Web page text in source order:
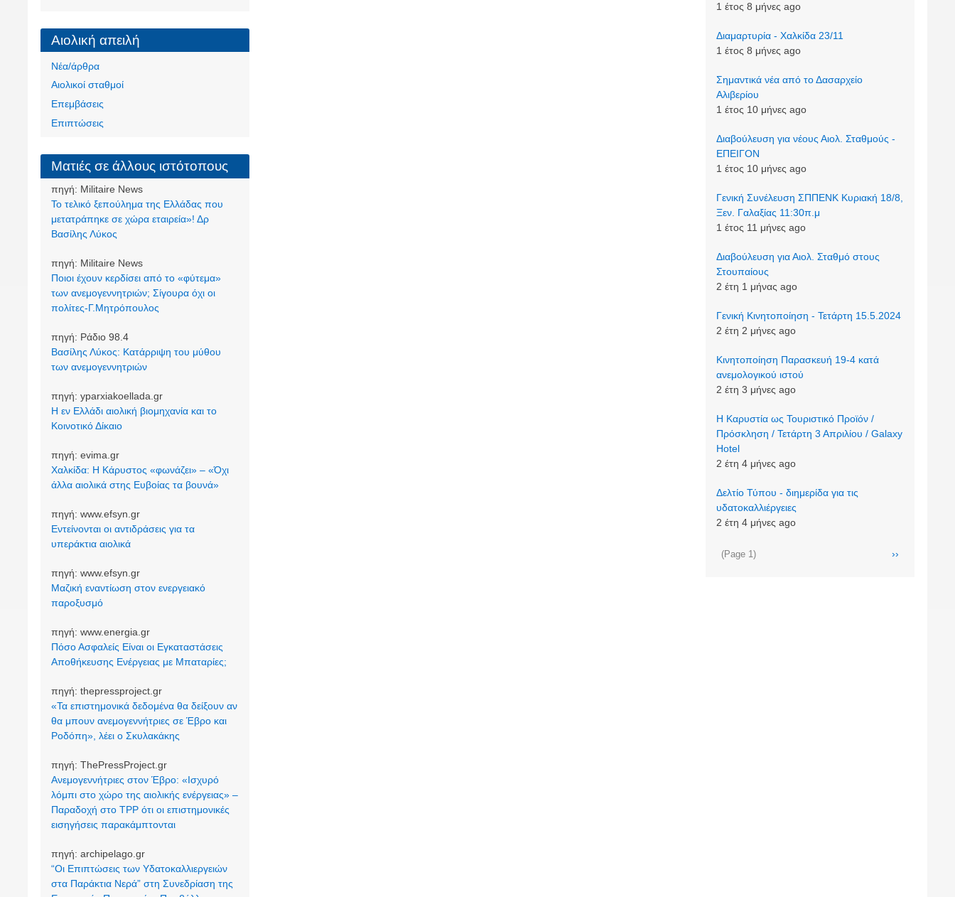
Αιολική απειλή
Νέα/άρθρα
Αιολικοί σταθμοί
Επεμβάσεις
Επιπτώσεις
Ματιές σε άλλους ιστότοπους
πηγή: Militaire News
Το τελικό ξεπούλημα της Ελλάδας που
μετατράπηκε σε χώρα εταιρεία»! Δρ
Βασίλης Λύκος
πηγή: Militaire News
Ποιοι έχουν κερδίσει από το «φύτεμα»
των ανεμογεννητριών; Σίγουρα όχι οι
πολίτες-Γ.Μητρόπουλος
πηγή: Ράδιο 98.4
Βασίλης Λύκος: Κατάρριψη του μύθου
των ανεμογεννητριών
πηγή: yparxiakoellada.gr
Η εν Ελλάδι αιολική βιομηχανία και το
Κοινοτικό Δίκαιο
πηγή: evima.gr
Χαλκίδα: Η Κάρυστος «φωνάζει» – «Όχι
άλλα αιολικά στης Ευβοίας τα βουνά»
πηγή: www.efsyn.gr
Εντείνονται οι αντιδράσεις για τα
υπεράκτια αιολικά
πηγή: www.efsyn.gr
Μαζική εναντίωση στον ενεργειακό
παροξυσμό
πηγή: www.energia.gr
Πόσο Ασφαλείς Είναι οι Εγκαταστάσεις
Αποθήκευσης Ενέργειας με Μπαταρίες;
πηγή: thepressproject.gr
«Τα επιστημονικά δεδομένα θα δείξουν αν
θα μπουν ανεμογεννήτριες σε Έβρο και
Ροδόπη», λέει ο Σκυλακάκης
πηγή: ThePressProject.gr
Ανεμογεννήτριες στον Έβρο: «Ισχυρό
λόμπι στο χώρο της αιολικής ενέργειας» –
Παραδοχή στο TPP ότι οι επιστημονικές
εισηγήσεις παρακάμπτονται
πηγή: archipelago.gr
“Οι Επιπτώσεις των Υδατοκαλλιεργειών
στα Παράκτια Νερά” στη Συνεδρίαση της
1 έτος 8 μήνες ago
Διαμαρτυρία - Χαλκίδα 23/11
1 έτος 8 μήνες ago
Σημαντικά νέα από το Δασαρχείο
Αλιβερίου
1 έτος 10 μήνες ago
Διαβούλευση για νέους Αιολ. Σταθμούς -
ΕΠΕΙΓΟΝ
1 έτος 10 μήνες ago
Γενική Συνέλευση ΣΠΠΕΝΚ Κυριακή 18/8,
Ξεν. Γαλαξίας 11:30π.μ
1 έτος 11 μήνες ago
Διαβούλευση για Αιολ. Σταθμό στους
Στουπαίους
2 έτη 1 μήνας ago
Γενική Κινητοποίηση - Τετάρτη 15.5.2024
2 έτη 2 μήνες ago
Κινητοποίηση Παρασκευή 19-4 κατά
ανεμολογικού ιστού
2 έτη 3 μήνες ago
Η Καρυστία ως Τουριστικό Προϊόν /
Πρόσκληση / Τετάρτη 3 Απριλίου / Galaxy
Hotel
2 έτη 4 μήνες ago
Δελτίο Τύπου - διημερίδα για τις
υδατοκαλλιέργειες
2 έτη 4 μήνες ago
Σελιδοποίηση
(Page 1)
Next
››